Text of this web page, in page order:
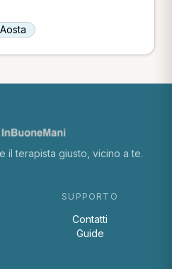
il terapista giusto, vicino a te.
SUPPORTO
Contatti
Guide